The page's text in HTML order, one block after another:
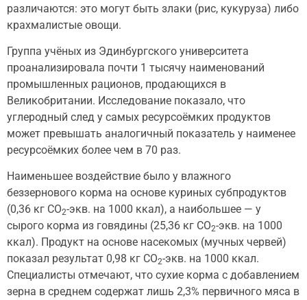
различаются: это могут быть злаки (рис, кукуруза) либо
крахмалистые овощи.
Группа учёных из Эдинбургского университета
проанализировала почти 1 тысячу наименований
промышленных рационов, продающихся в
Великобритании. Исследование показало, что
углеродный след у самых ресурсоёмких продуктов
может превышать аналогичный показатель у наименее
ресурсоёмких более чем в 70 раз.
Наименьшее воздействие было у влажного
беззернового корма на основе куриных субпродуктов
(0,36 кг CO2-экв. на 1000 ккал), а наибольшее — у
сырого корма из говядины (25,36 кг CO2-экв. на 1000
ккал). Продукт на основе насекомых (мучных червей)
показал результат 0,98 кг CO2-экв. на 1000 ккал.
Специалисты отмечают, что сухие корма с добавлением
зерна в среднем содержат лишь 2,3% первичного мяса в